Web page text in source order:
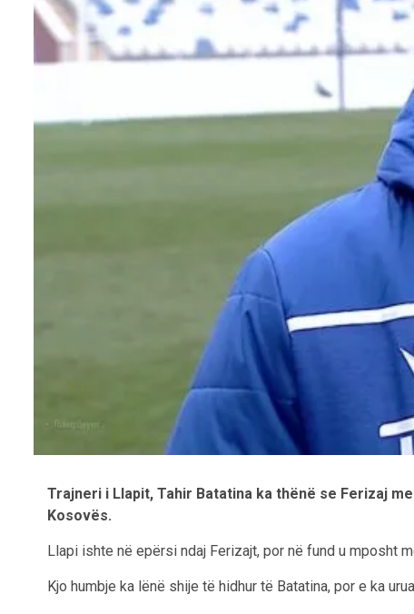
Trajneri i Llapit, Tahir Batatina ka thënë se Ferizaj
Kosovës.
Llapi ishte në epërsi ndaj Ferizajt, por në fund u mposht
Kjo humbje ka lënë shije të hidhur të Batatina, por e ka